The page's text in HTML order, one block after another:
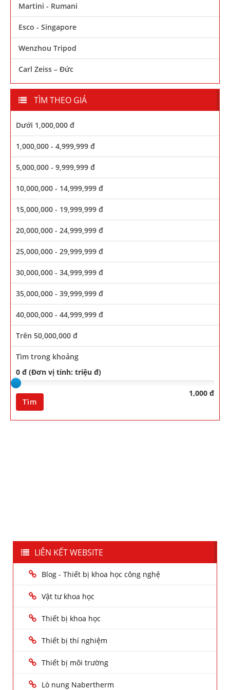
Martini - Rumani
Esco - Singapore
Wenzhou Tripod
Carl Zeiss – Đức
TÌM THEO GIÁ
Dưới 1,000,000 đ
1,000,000 - 4,999,999 đ
5,000,000 - 9,999,999 đ
10,000,000 - 14,999,999 đ
15,000,000 - 19,999,999 đ
20,000,000 - 24,999,999 đ
25,000,000 - 29,999,999 đ
30,000,000 - 34,999,999 đ
35,000,000 - 39,999,999 đ
40,000,000 - 44,999,999 đ
Trên 50,000,000 đ
Tìm trong khoảng
0 đ (Đơn vị tính: triệu đ)
1,000 đ
Tìm
LIÊN KẾT WEBSITE
Blog - Thiết bị khoa học công nghệ
Vật tư khoa học
Thiết bị khoa học
Thiết bị thí nghiệm
Thiết bị môi trường
Lò nung Nabertherm